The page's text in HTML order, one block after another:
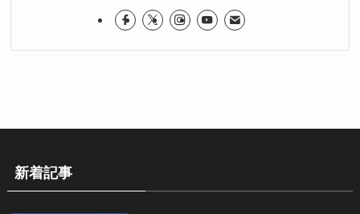
新着記事